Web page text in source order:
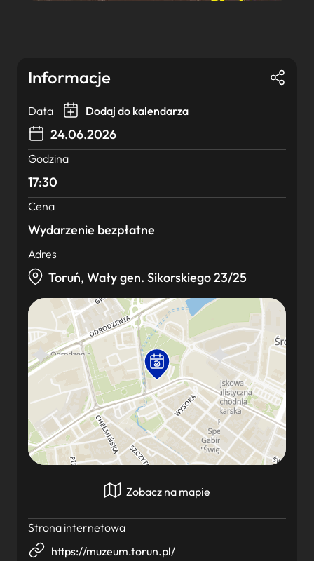
Informacje
Data Dodaj do kalendarza
24.06.2026
Godzina
17:30
Cena
Wydarzenie bezpłatne
Adres
Toruń, Wały gen. Sikorskiego 23/25
Zobacz na mapie
Strona internetowa
https://muzeum.torun.pl/